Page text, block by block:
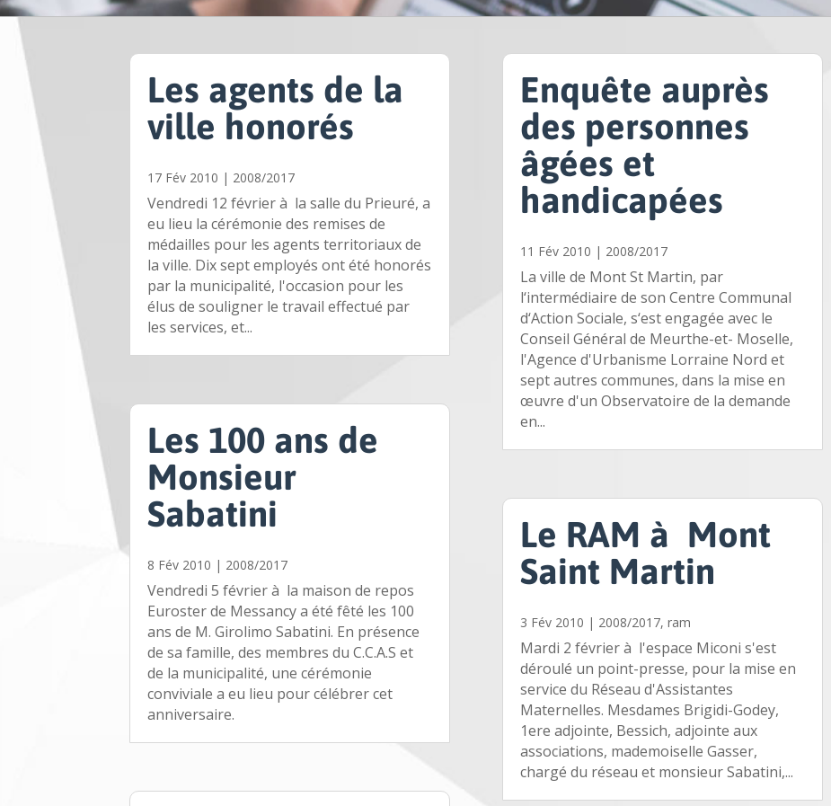
Les agents de la
ville honorés
17 Fév 2010 | 2008/2017
Vendredi 12 février à la salle du Prieuré, a
eu lieu la cérémonie des remises de
médailles pour les agents territoriaux de
la ville. Dix sept employés ont été honorés
par la municipalité, l'occasion pour les
élus de souligner le travail effectué par
les services, et...
Les 100 ans de
Monsieur
Sabatini
8 Fév 2010 | 2008/2017
Vendredi 5 février à la maison de repos
Euroster de Messancy a été fêté les 100
ans de M. Girolimo Sabatini. En présence
de sa famille, des membres du C.C.A.S et
de la municipalité, une cérémonie
conviviale a eu lieu pour célébrer cet
anniversaire.
Enquête auprès
des personnes
âgées et
handicapées
11 Fév 2010 | 2008/2017
La ville de Mont St Martin, par
l‘intermédiaire de son Centre Communal
d‘Action Sociale, s‘est engagée avec le
Conseil Général de Meurthe-et- Moselle,
l'Agence d'Urbanisme Lorraine Nord et
sept autres communes, dans la mise en
œuvre d'un Observatoire de la demande
en...
Le RAM à Mont
Saint Martin
3 Fév 2010 | 2008/2017, ram
Mardi 2 février à l'espace Miconi s'est
déroulé un point-presse, pour la mise en
service du Réseau d'Assistantes
Maternelles. Mesdames Brigidi-Godey,
1ere adjointe, Bessich, adjointe aux
associations, mademoiselle Gasser,
chargé du réseau et monsieur Sabatini,...